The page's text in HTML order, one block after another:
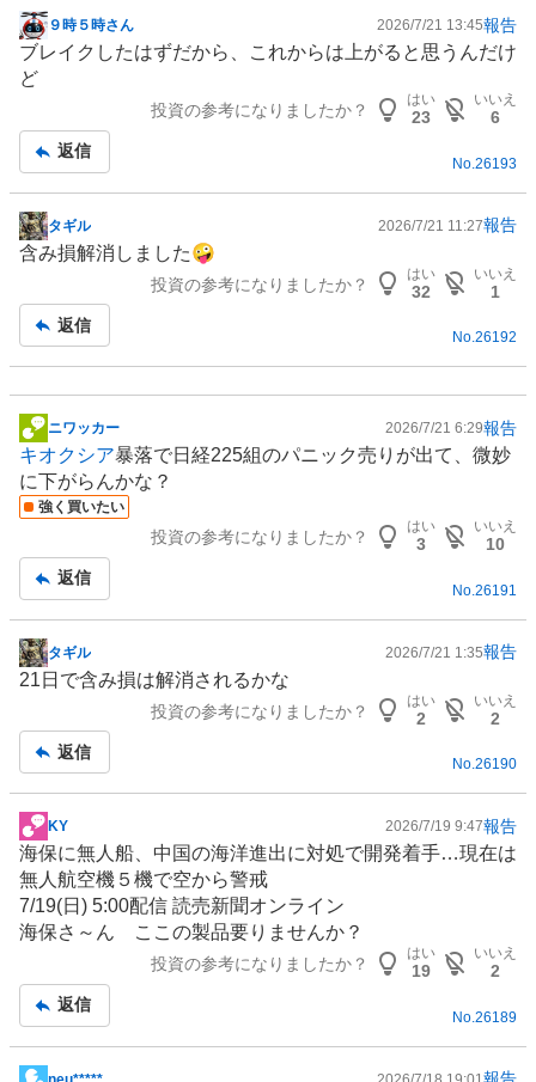
掲
示
板
９時５時さん 2026/7/21 13:45報告
ブレイクしたはずだから、これからは上がると思うんだけ
ど
投資の参考になりましたか？
はい
23
いいえ
6
返信
No. 26193
掲
示
事
タギル 2026/7/21 11:27報告
含み損解消しました🤪
投資の参考になりましたか？
はい
32
いいえ
1
返信
No.26192
掲
示
板
記
ニワッカー 2026/7/21 6:29報告
キオクシア暴落で日経225組のパニック売りが出て、微妙
に下がらんかな？
強く買いたい
投資の参考になりましたか？
はい
3
いいえ
10
返信
No. 26191
掲
示
事
タギル 2026/7/21 1:35報告
21日で含み損は解消されるかな
投資の参考になりましたか？
はい
2
いいえ
2
返信
No.26190
掲
示
板
記
事
KY 2026/7/19 9:47報告
海保に無人船、 中国の海洋進出に対処で開発着手…現在は
無人航空機５機で空から警戒
7/19(日) 5:00配信 読売新聞オンライン
海保さ～ん ここの製品要りませんか？
投資の参考になりましたか？
はい
19
いいえ
2
返信
No. 26189